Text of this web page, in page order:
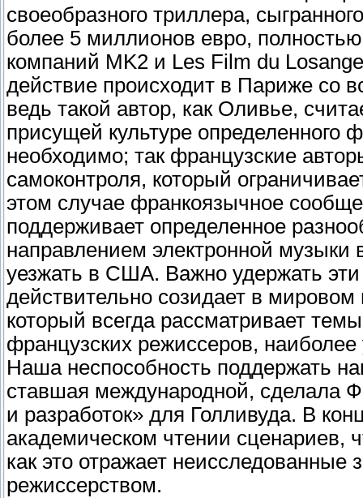
своеобразного триллера,
более 5 миллионов евро,
компаний MK2 и Les Film du
действие происходит в Париже со
ведь такой автор, как Оливье,
присущей культуре определенного
необходимо; так французские
самоконтроля, который
этом случае франкоязычное
поддерживает определенное
направлением электронной музыки
уезжать в США. Важно удержать
действительно созидает в
который всегда рассматривает
французских режиссеров,
Наша неспособность поддержать
ставшая международной, сделала
и разработок» для Голливуда. В
академическом чтении сценариев,
как это отражает неисследованные
режиссерством.